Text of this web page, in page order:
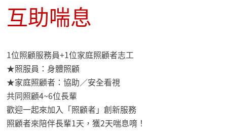
互助喘息
1位照顧服務員+1位家庭照顧者志工
★照服員：身體照顧
★家庭照顧者：協助／安全看視
共同照顧4~6位長輩
歡迎一起來加入「照顧者」創新服務
照顧者來陪伴長輩1天，獲2天喘息唷！